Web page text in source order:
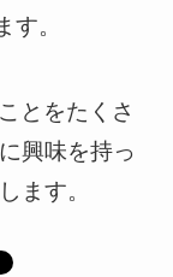
。
とをたくさ
興味を持っ
ます。